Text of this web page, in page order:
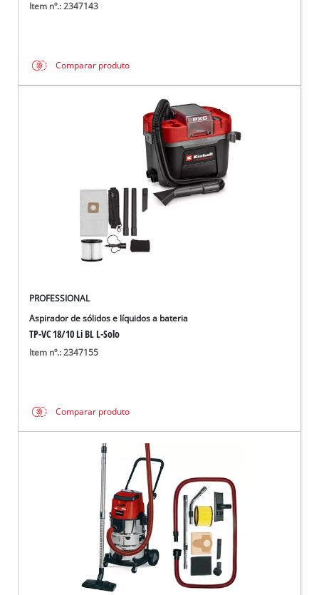
Item nº.: 2347143
Comparar produto
PROFESSIONAL
Aspirador de sólidos e líquidos a bateria
TP-VC 18/10 Li BL L-Solo
Item nº.: 2347155
Comparar produto